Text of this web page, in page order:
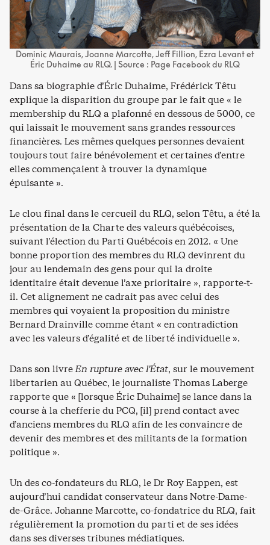
Dominic Maurais, Joanne Marcotte, Jeff Fillion, Ezra Levant et
Éric Duhaime au RLQ. | Source : Page Facebook du RLQ
Dans sa biographie d’Éric Duhaime, Frédérick Têtu
explique la disparition du groupe par le fait que « le
membership du RLQ a plafonné en dessous de 5000, ce
qui laissait le mouvement sans grandes ressources
financières. Les mêmes quelques personnes devaient
toujours tout faire bénévolement et certaines d’entre
elles commençaient à trouver la dynamique
épuisante ».
Le clou final dans le cercueil du RLQ, selon Têtu, a été la
présentation de la Charte des valeurs québécoises,
suivant l’élection du Parti Québécois en 2012. « Une
bonne proportion des membres du RLQ devinrent du
jour au lendemain des gens pour qui la droite
identitaire était devenue l’axe prioritaire », rapporte-t-
il. Cet alignement ne cadrait pas avec celui des
membres qui voyaient la proposition du ministre
Bernard Drainville comme étant « en contradiction
avec les valeurs d’égalité et de liberté individuelle ».
Dans son livreEn rupture avec l’État, sur le mouvement
libertarien au Québec, le journaliste Thomas Laberge
rapporte que « [lorsque Éric Duhaime] se lance dans la
course à la chefferie du PCQ, [il] prend contact avec
d’anciens membres du RLQ afin de les convaincre de
devenir des membres et des militants de la formation
politique ».
Un des co-fondateurs du RLQ, le Dr Roy Eappen, est
aujourd’hui candidat conservateur dans Notre-Dame-
de-Grâce. Johanne Marcotte, co-fondatrice du RLQ, fait
régulièrement la promotion du parti et de ses idées
dans ses diverses tribunes médiatiques.